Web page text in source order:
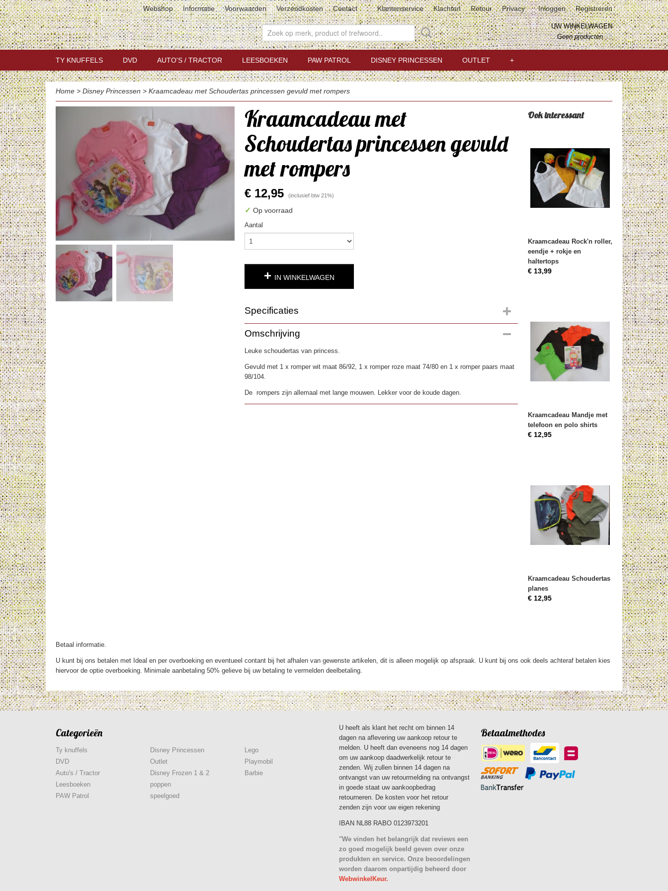
Webshop Informatie Voorwaarden Verzendkosten Contact Klantenservice Klachten Retour Privacy Inloggen Registreren
UW WINKELWAGEN
Geen producten(0)
TY KNUFFELS DVD AUTO'S / TRACTOR LEESBOEKEN PAW PATROL DISNEY PRINCESSEN OUTLET +
Home > Disney Princessen > Kraamcadeau met Schoudertas princessen gevuld met rompers
Kraamcadeau met
Schoudertas princessen gevuld
met rompers
€ 12,95 (inclusief btw 21%)
✓ Op voorraad
Aantal
IN WINKELWAGEN
Specificaties
Productcode
EAN code
Omschrijving
Leuke schoudertas van princess.
Gevuld met 1 x romper wit maat 86/92, 1 x romper roze maat 74/80 en 1 x romper paars maat
98/104.
De rompers zijn allemaal met lange mouwen. Lekker voor de koude dagen.
Ook interessant
Kraamcadeau Rock'n roller,
eendje + rokje en
haltertops
€ 13,99
Kraamcadeau Mandje met
telefoon en polo shirts
€ 12,95
Kraamcadeau Schoudertas
planes
€ 12,95
Betaal informatie.
U kunt bij ons betalen met Ideal en per overboeking en eventueel contant bij het afhalen van gewenste artikelen, dit is alleen mogelijk op afspraak. U kunt bij ons ook deels achteraf betalen kies
hiervoor de optie overboeking. Minimale aanbetaling 50% gelieve bij uw betaling te vermelden deelbetaling.
Categorieën
Ty knuffels
DVD
Auto's / Tractor
Leesboeken
PAW Patrol
Disney Princessen
Outlet
Disney Frozen 1 & 2
poppen
speelgoed
Lego
Playmobil
Barbie
U heeft als klant het recht om binnen 14
dagen na aflevering uw aankoop retour te
melden. U heeft dan eveneens nog 14 dagen
om uw aankoop daadwerkelijk retour te
zenden. Wij zullen binnen 14 dagen na
ontvangst van uw retourmelding na ontvangst
in goede staat uw aankoopbedrag
retourneren. De kosten voor het retour
zenden zijn voor uw eigen rekening
IBAN NL88 RABO 0123973201
"We vinden het belangrijk dat reviews een
zo goed mogelijk beeld geven over onze
produkten en service. Onze beoordelingen
worden daarom onpartijdig beheerd door
WebwinkelKeur.
Betaalmethodes